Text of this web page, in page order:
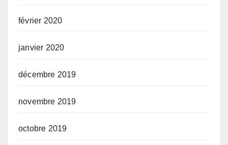
février 2020
janvier 2020
décembre 2019
novembre 2019
octobre 2019